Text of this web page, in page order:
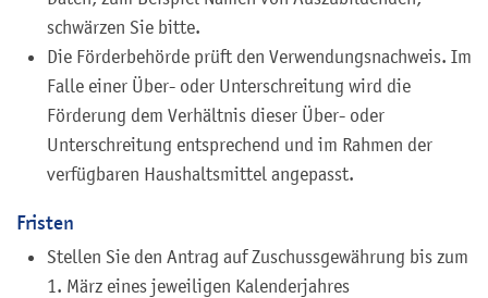
schwärzen Sie bitte.
Die Förderbehörde prüft den Verwendungsnachweis. Im
Falle einer Über- oder Unterschreitung wird die
Förderung dem Verhältnis dieser Über- oder
Unterschreitung entsprechend und im Rahmen der
verfügbaren Haushaltsmittel angepasst.
Fristen
Stellen Sie den Antrag auf Zuschussgewährung bis zum
1. März eines jeweiligen Kalenderjahres